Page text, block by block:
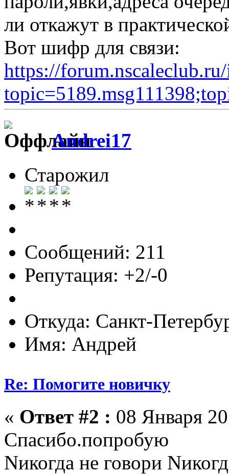
ли откажут в
Вот шифр для связи:
https://
Andrei17
Старожил
Сообщений: 211
Репутация: +2/-0
Откуда: Санкт-
Имя: Андрей
Re: Помогите новичку
« Ответ #2 : 08 Января
Спасибо.попробую
Nикогда не говори